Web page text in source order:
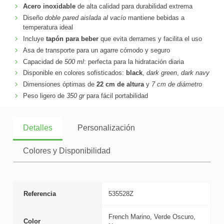
Acero inoxidablede alta calidad para durabilidad extrema
Diseño doble pared aislada al vacíomantiene bebidas a
temperatura ideal
Incluye tapón para beberque evita derrames y facilita el uso
Asa de transporte para un agarre cómodo y seguro
Capacidad de 500 ml: perfecta para la hidratación diaria
Disponible en colores sofisticados: black, dark green, dark navy
Dimensiones óptimas de 22 cm de alturay 7 cm de diámetro
Peso ligero de 350 grpara fácil portabilidad
Detalles Personalización
Colores y Disponibilidad
Referencia 535528Z
Color
French Marino, Verde Oscuro,